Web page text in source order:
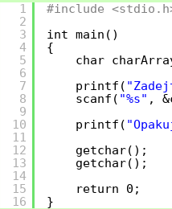
1
2
3
4
5
6
7
8
9
10
11
12
13
14
15
16
#include
int main()
{
char
printf(
scanf( "%s" ,
printf(
getchar();
getchar();
return 0;
}